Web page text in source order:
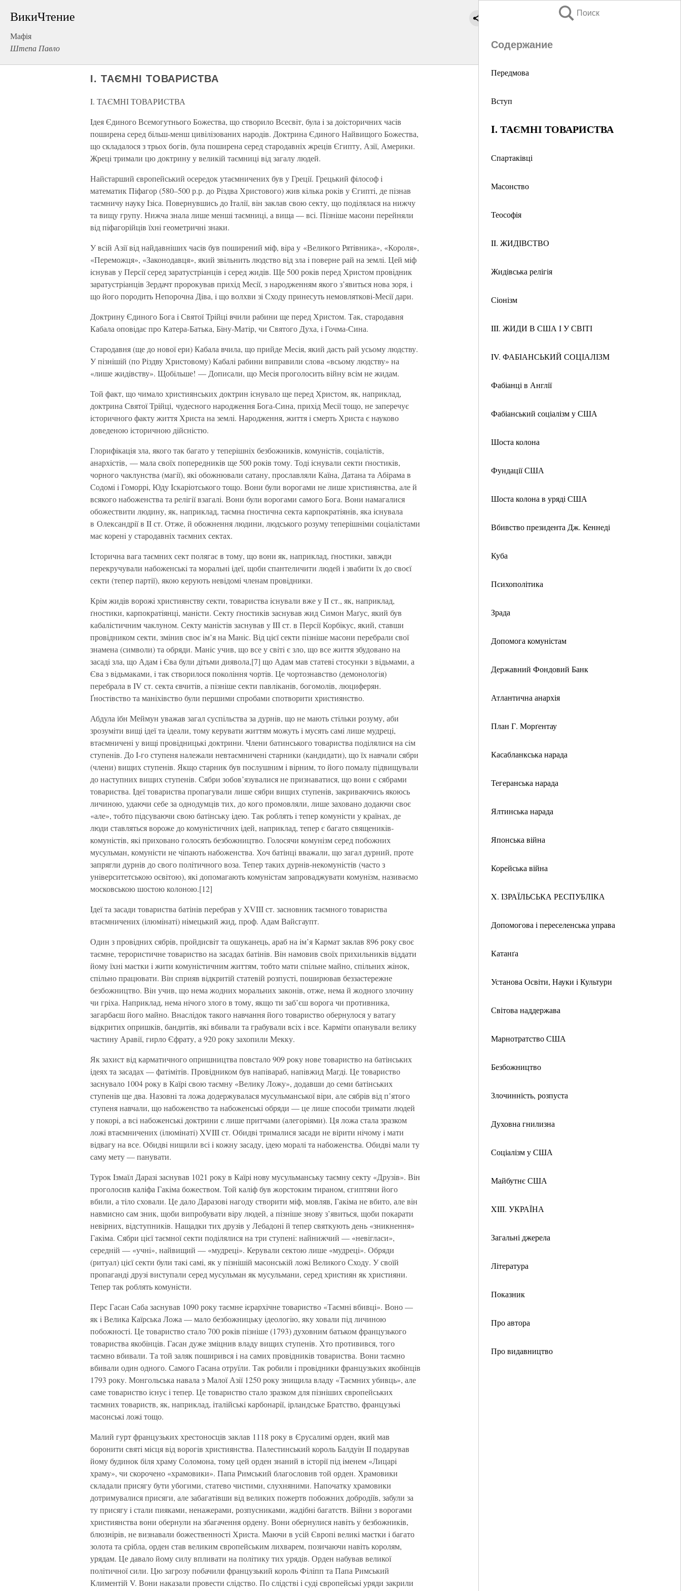
ВикиЧтение
Мафія
Штепа Павло
Поиск
Содержание
Передмова
Вступ
I. ТАЄМНІ ТОВАРИСТВА
Спартаківці
Масонство
Теософія
II. ЖИДІВСТВО
Жидівська релігія
Сіонізм
III. ЖИДИ В США І У СВІТІ
IV. ФАБІАНСЬКИЙ СОЦІАЛІЗМ
Фабіанці в Англії
Фабіанський соціалізм у США
Шоста колона
Фундації США
Шоста колона в уряді США
Вбивство президента Дж. Кеннеді
Куба
Психополітика
Зрада
Допомога комуністам
Державний Фондовий Банк
Атлантична анархія
План Г. Морґентау
Касабланкська нарада
Тегеранська нарада
Ялтинська нарада
Японська війна
Корейська війна
X. ІЗРАЇЛЬСЬКА РЕСПУБЛІКА
Допомогова і переселенська управа
Катанґа
Установа Освіти, Науки і Культури
Світова наддержава
Марнотратство США
Безбожництво
Злочинність, розпуста
Духовна гнилизна
Соціалізм у США
Майбутнє США
XIII. УКРАЇНА
Загальні джерела
Література
Показник
Про автора
Про видавництво
I. ТАЄМНІ ТОВАРИСТВА
I. ТАЄМНІ ТОВАРИСТВА
Iдея Єдиного Всемогутнього Божества, що створило Всесвiт, була i за доiсторичних часiв
поширена серед бiльш-менш цивiлiзованих народiв. Доктрина Єдиного Найвищого Божества,
що складалося з трьох богiв, була поширена серед стародавнiх жрецiв Єгипту, Азiї, Америки.
Жрецi тримали цю доктрину у великiй таємницi вiд загалу людей.
Найстарший європейський осередок утаємничених був у Грецiї. Грецький фiлософ i
математик Пiфагор (580–500 р.р. до Рiздва Христового) жив кiлька рокiв у Єгиптi, де пiзнав
таємничу науку Iзiса. Повернувшись до Iталiї, вiн заклав свою секту, що подiлялася на нижчу
та вищу групу. Нижча знала лише меншi таємницi, а вища — всi. Пiзнiше масони перейняли
вiд пiфагорійцiв їхнi геометричнi знаки.
У всiй Азiї вiд найдавнiших часiв був поширений мiф, вiра у «Великого Рятiвника», «Короля»,
«Переможця», «Законодавця», який звiльнить людство вiд зла i поверне рай на землi. Цей мiф
iснував у Персiї серед заратустрiанцiв i серед жидiв. Ще 500 рокiв перед Христом провiдник
заратустрiанцiв Зердачт пророкував прихiд Месiї, з народженням якого з’явиться нова зоря, i
що його породить Непорочна Дiва, i що волхви зi Сходу принесуть немовлятковi-Месiї дари.
Доктрину Єдиного Бога i Святої Трiйцi вчили рабини ще перед Христом. Так, стародавня
Кабала оповiдає про Катера-Батька, Бiну-Матiр, чи Святого Духа, i Гочма-Сина.
Стародавня (ще до нової ери) Кабала вчила, що прийде Месiя, який дасть рай усьому людству.
У пiзнiшiй (по Рiздву Христовому) Кабалi рабини виправили слова «всьому людству» на
«лише жидiвству». Щобiльше! — Дописали, що Месiя проголосить вiйну всiм не жидам.
Той факт, що чимало християнських доктрин iснувало ще перед Христом, як, наприклад,
доктрина Святої Трiйці, чудесного народження Бога-Сина, прихiд Месiї тощо, не заперечує
iсторичного факту життя Христа на землi. Народження, життя i смерть Христа є науково
доведеною iсторичною дiйснiстю.
Глорифiкацiя зла, якого так багато у теперiшнiх безбожникiв, комунiстiв, соцiалiстiв,
анархiстiв, — мала своїх попередникiв ще 500 рокiв тому. Тодi iснували секти ґностикiв,
чорного чаклунства (магiї), якi обожнювали сатану, прославляли Каїна, Датана та Абiрама в
Содомi i Гоморрi, Юду Iскарiотського тощо. Вони були ворогами не лише християнства, але й
всякого набоженства та релiгiї взагалi. Вони були ворогами самого Бога. Вони намагалися
обожествити людину, як, наприклад, таємна ґностична секта карпократiянiв, яка iснувала
в Олександрiї в II ст. Отже, й обожнення людини, людського розуму теперiшнiми соцiалiстами
має коренi у стародавнiх таємних сектах.
Iсторична вага таємних сект полягає в тому, що вони як, наприклад, ґностики, завжди
перекручували набоженськi та моральнi iдеї, щоби спантеличити людей i звабити їх до своєї
секти (тепер партiї), якою керують невiдомi членам провiдники.
Крiм жидiв ворожi християнству секти, товариства iснували вже у II ст., як, наприклад,
ґностики, карпократiянцi, манiсти. Секту ґностикiв заснував жид Симон Маґус, який був
кабалiстичним чаклуном. Секту манiстiв заснував у III ст. в Персiї Корбiкус, який, ставши
провiдником секти, змiнив своє iм’я на Манiс. Вiд цiєї секти пiзнiше масони перебрали свої
знамена (символи) та обряди. Манiс учив, що все у свiтi є зло, що все життя збудовано на
засадi зла, що Адам i Єва були дiтьми диявола,[7] що Адам мав статевi стосунки з вiдьмами, а
Єва з вiдьмаками, i так створилося поколiння чортiв. Це чортознавство (демонологiя)
перебрала в IV ст. секта євчитiв, а пiзнiше секти павлiканiв, богомолiв, люциферян.
Ґностiвство та манiхiвство були першими спробами спотворити християнство.
Абдула ібн Меймун уважав загал суспiльства за дурнiв, що не мають стiльки розуму, аби
зрозумiти вищi iдеї та iдеали, тому керувати життям можуть i мусять самi лише мудрецi,
втаємниченi у вищi провiдницькi доктрини. Члени батинського товариства подiлялися на сiм
ступенiв. До I-го ступеня належали невтаємниченi старники (кандидати), що їх навчали сябри
(члени) вищих ступенiв. Якщо старник був послушним i вiрним, то його помалу пiдвищували
до наступних вищих ступенiв. Сябри зобов’язувалися не признаватися, що вони є сябрами
товариства. Iдеї товариства пропагували лише сябри вищих ступенiв, закриваючись якоюсь
личиною, удаючи себе за однодумцiв тих, до кого промовляли, лише заховано додаючи своє
«але», тобто пiдсуваючи свою батінську iдею. Так роблять i тепер комунiсти у країнах, де
люди ставляться вороже до комунiстичних iдей, наприклад, тепер є багато священикiв-
комунiстiв, якi приховано голосять безбожництво. Голосячи комунiзм серед побожних
мусульман, комунiсти не чiпають набоженства. Хоч батінцi вважали, що загал дурний, проте
запрягли дурнiв до свого полiтичного воза. Тепер таких дурнiв-некомунiстiв (часто з
унiверситетською освiтою), якi допомагають комунiстам запроваджувати комунiзм, називаємо
московською шостою колоною.[12]
Iдеї та засади товариства батінiв перебрав у XVIII ст. засновник таємного товариства
втаємничених (iлюмiнатi) нiмецький жид, проф. Адам Вайсгаупт.
Один з провiдних сябрiв, пройдисвiт та ошуканець, араб на iм’я Кармат заклав 896 року своє
таємне, терористичне товариство на засадах батінiв. Вiн намовив своїх прихильникiв вiддати
йому їхнi маєтки i жити комунiстичним життям, тобто мати спiльне майно, спiльних жiнок,
спiльно працювати. Вiн сприяв вiдкритiй статевiй розпустi, поширював беззастережне
безбожництво. Вiн учив, що нема жодних моральних законiв, отже, нема й жодного злочину
чи грiха. Наприклад, нема нiчого злого в тому, якщо ти заб’єш ворога чи противника,
загарбаєш його майно. Внаслiдок такого навчання його товариство обернулося у ватагу
вiдкритих опришкiв, бандитiв, якi вбивали та грабували всiх i все. Кармiти опанували велику
частину Аравiї, гирло Єфрату, а 920 року захопили Мекку.
Як захист вiд карматичного опришництва повстало 909 року нове товариство на батінських
iдеях та засадах — фатiмiтiв. Провiдником був напiвараб, напiвжид Магдi. Це товариство
заснувало 1004 року в Каїрi свою таємну «Велику Ложу», додавши до семи батінських
ступенiв ще два. Назовнi та ложа додержувалася мусульманської вiри, але сябрiв вiд п’ятого
ступеня навчали, що набоженство та набоженськi обряди — це лише способи тримати людей
у покорi, а всi набоженськi доктрини є лише притчами (алегорiями). Ця ложа стала зразком
ложi втаємничених (iлюмiнатi) XVIII ст. Обидвi трималися засади не вiрити нiчому i мати
вiдвагу на все. Обидвi нищили всi i кожну засаду, iдею моралi та набоженства. Обидвi мали ту
саму мету — панувати.
Турок Iзмаїл Даразi заснував 1021 року в Каїрi нову мусульманську таємну секту «Друзiв». Вiн
проголосив калiфа Гакiма божеством. Той калiф був жорстоким тираном, єгиптяни його
вбили, а тiло сховали. Це дало Даразовi нагоду створити мiф, мовляв, Гакiма не вбито, але вiн
навмисно сам зник, щоби випробувати вiру людей, а пiзнiше знову з’явиться, щоби покарати
невiрних, вiдступникiв. Нащадки тих друзiв у Лебадонi й тепер святкують день «зникнення»
Гакiма. Сябри цiєї таємної секти подiлялися на три ступенi: найнижчий — «невiгласи»,
середнiй — «учнi», найвищий — «мудрецi». Керували сектою лише «мудрецi». Обряди
(ритуал) цiєї секти були такi самi, як у пiзнiшiй масонськiй ложi Великого Сходу. У своїй
пропагандi друзi виступали серед мусульман як мусульмани, серед християн як християни.
Тепер так роблять комунiсти.
Перс Гасан Саба заснував 1090 року таємне iєрархiчне товариство «Таємнi вбивцi». Воно —
як i Велика Каїрська Ложа — мало безбожницьку iдеологiю, яку ховали пiд личиною
побожностi. Це товариство стало 700 рокiв пiзнiше (1793) духовним батьком французького
товариства якобiнцiв. Гасан дуже змiцнив владу вищих ступенiв. Хто противився, того
таємно вбивали. Та той заляк поширився i на самих провiдникiв товариства. Вони таємно
вбивали один одного. Самого Гасана отруїли. Так робили i провiдники французьких якобiнцiв
1793 року. Монгольська навала з Малої Азiї 1250 року знищила владу «Таємних убивць», але
саме товариство iснує i тепер. Це товариство стало зразком для пiзнiших європейських
таємних товариств, як, наприклад, iталiйськi карбонарiї, iрландське Братство, французькi
масонськi ложi тощо.
Малий гурт французьких хрестоносцiв заклав 1118 року в Єрусалимi орден, який мав
боронити святi мiсця вiд ворогiв християнства. Палестинський король Балдуiн II подарував
йому будинок біля храму Соломона, тому цей орден знаний в iсторiї пiд iменем «Лицарi
храму», чи скорочено «храмовики». Папа Римський благословив той орден. Храмовики
складали присягу бути убогими, статево чистими, слухняними. Напочатку храмовики
дотримувалися присяги, але забагатiвши вiд великих пожертв побожних добродiїв, забули за
ту присягу i стали пияками, ненажерами, розпусниками, жадiбнi багатств. Вiйни з ворогами
християнства вони обернули на збагачення ордену. Вони обернулися навiть у безбожникiв,
блюзнiрiв, не визнавали божественностi Христа. Маючи в усiй Європi великi маєтки i багато
золота та срiбла, орден став великим європейським лихварем, позичаючи навiть королям,
урядам. Це давало йому силу впливати на полiтику тих урядiв. Орден набував великої
полiтичної сили. Цю загрозу побачили французький король Фiлiпп та Папа Римський
Климентiй V. Вони наказали провести слiдство. По слiдствi i судi європейськi уряди закрили